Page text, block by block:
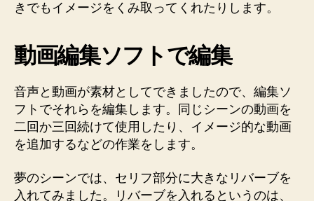
きでもイメージをくみ取ってくれたりします。
動画編集ソフトで編集
音声と動画が素材としてできましたので、編集ソ
フトでそれらを編集します。同じシーンの動画を
二回か三回続けて使用したり、イメージ的な動画
を追加するなどの作業をします。
夢のシーンでは、セリフ部分に大きなリバーブを
入れてみました。リバーブを入れるというのは、